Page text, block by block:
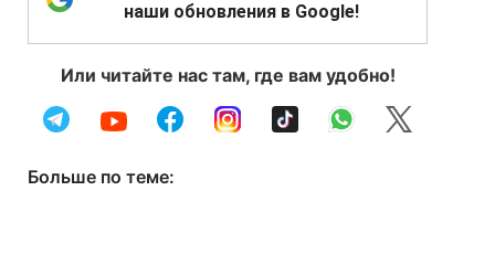
наши обновления в Google!
Или читайте нас там, где вам удобно!
Больше по теме: